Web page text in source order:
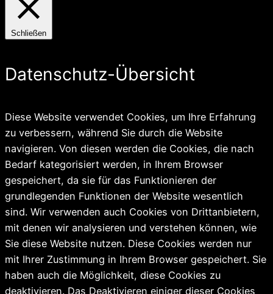
Schließen
Datenschutz-Übersicht
Diese Website verwendet Cookies, um Ihre Erfahrung
zu verbessern, während Sie durch die Website
navigieren. Von diesen werden die Cookies, die nach
Bedarf kategorisiert werden, in Ihrem Browser
gespeichert, da sie für das Funktionieren der
grundlegenden Funktionen der Website wesentlich
sind. Wir verwenden auch Cookies von Drittanbietern,
mit denen wir analysieren und verstehen können, wie
Sie diese Website nutzen. Diese Cookies werden nur
mit Ihrer Zustimmung in Ihrem Browser gespeichert. Sie
haben auch die Möglichkeit, diese Cookies zu
deaktivieren. Das Deaktivieren einiger dieser Cookies